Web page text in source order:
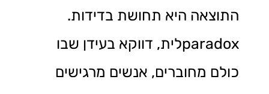
התוצאה היא תחושת בדידות.
paradoxלית, דווקא בעידן שבו
כולם מחוברים, אנשים מרגישים